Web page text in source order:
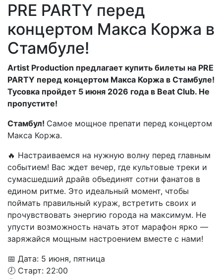
PRE PARTY перед
концертом Макса Коржа в
Стамбуле!
Artist Production предлагает купить билеты на PRE
PARTY перед концертом Макса Коржа в Стамбуле!
Тусовка пройдет 5 июня 2026 года в Beat Club. Не
пропустите!
Стамбул! Самое мощное препати перед концертом
Макса Коржа.
🔥 Настраиваемся на нужную волну перед главным
событием! Вас ждет вечер, где культовые треки и
сумасшедший драйв объединят сотни фанатов в
едином ритме. Это идеальный момент, чтобы
поймать правильный кураж, встретить своих и
прочувствовать энергию города на максимум. Не
упусти возможность начать этот марафон ярко —
заряжайся мощным настроением вместе с нами!
📅 Дата: 5 июня, пятница
🕗 Старт: 22:00